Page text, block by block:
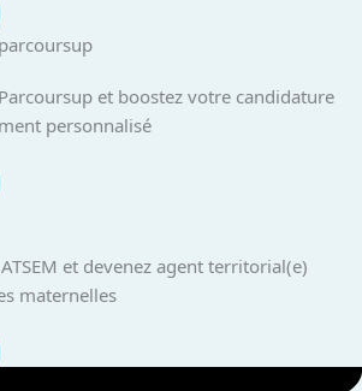
et boostez votre candidature
personnalisé
et devenez agent territorial(e)
maternelles